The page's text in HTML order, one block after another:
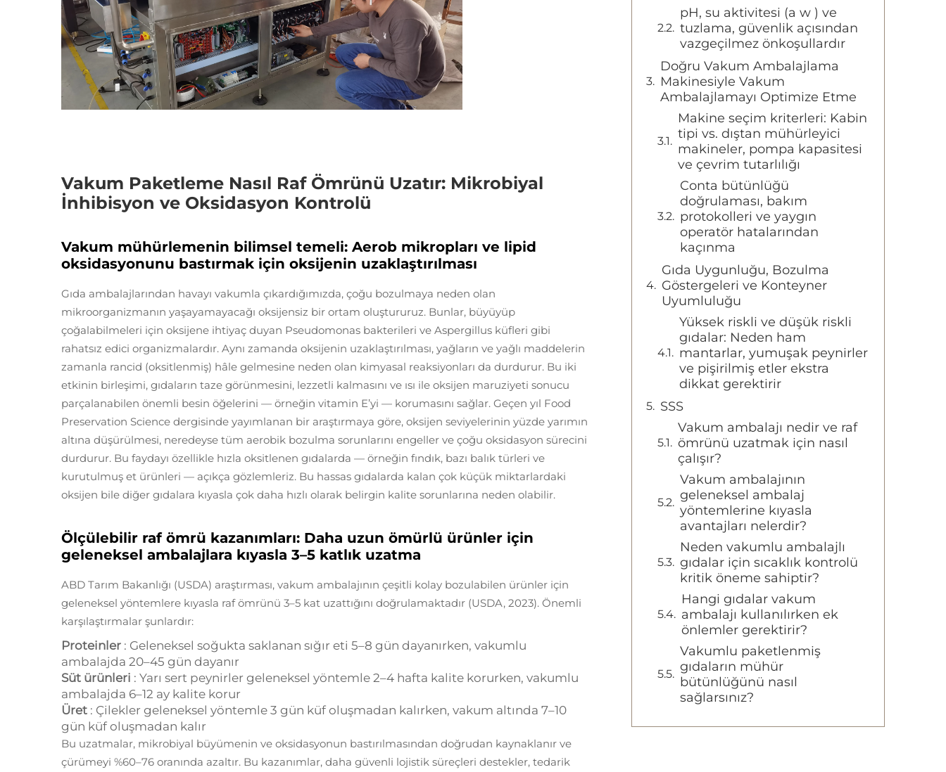
Vakum Paketleme Nasıl Raf Ömrünü Uzatır: Mikrobiyal
İnhibisyon ve Oksidasyon Kontrolü
Vakum mühürlemenin bilimsel temeli: Aerob mikropları ve lipid
oksidasyonunu bastırmak için oksijenin uzaklaştırılması
Gıda ambalajlarından havayı vakumla çıkardığımızda, çoğu bozulmaya neden olan
mikroorganizmanın yaşayamayacağı oksijensiz bir ortam oluştururuz. Bunlar, büyüyüp
çoğalabilmeleri için oksijene ihtiyaç duyan Pseudomonas bakterileri ve Aspergillus küfleri gibi
rahatsız edici organizmalardır. Aynı zamanda oksijenin uzaklaştırılması, yağların ve yağlı maddelerin
zamanla rancid (oksitlenmiş) hâle gelmesine neden olan kimyasal reaksiyonları da durdurur. Bu iki
etkinin birleşimi, gıdaların taze görünmesini, lezzetli kalmasını ve ısı ile oksijen maruziyeti sonucu
parçalanabilen önemli besin öğelerini — örneğin vitamin E’yi — korumasını sağlar. Geçen yıl Food
Preservation Science dergisinde yayımlanan bir araştırmaya göre, oksijen seviyelerinin yüzde yarımın
altına düşürülmesi, neredeyse tüm aerobik bozulma sorunlarını engeller ve çoğu oksidasyon sürecini
durdurur. Bu faydayı özellikle hızla oksitlenen gıdalarda — örneğin fındık, bazı balık türleri ve
kurutulmuş et ürünleri — açıkça gözlemleriz. Bu hassas gıdalarda kalan çok küçük miktarlardaki
oksijen bile diğer gıdalara kıyasla çok daha hızlı olarak belirgin kalite sorunlarına neden olabilir.
Ölçülebilir raf ömrü kazanımları: Daha uzun ömürlü ürünler için
geleneksel ambalajlara kıyasla 3–5 katlık uzatma
ABD Tarım Bakanlığı (USDA) araştırması, vakum ambalajının çeşitli kolay bozulabilen ürünler için
geleneksel yöntemlere kıyasla raf ömrünü 3–5 kat uzattığını doğrulamaktadır (USDA, 2023). Önemli
karşılaştırmalar şunlardır:
Proteinler : Geleneksel soğukta saklanan sığır eti 5–8 gün dayanırken, vakumlu
ambalajda 20–45 gün dayanır
Süt ürünleri : Yarı sert peynirler geleneksel yöntemle 2–4 hafta kalite korurken, vakumlu
ambalajda 6–12 ay kalite korur
Üret : Çilekler geleneksel yöntemle 3 gün küf oluşmadan kalırken, vakum altında 7–10
gün küf oluşmadan kalır
Bu uzatmalar, mikrobiyal büyümenin ve oksidasyonun bastırılmasından doğrudan kaynaklanır ve
çürümeyi %60–76 oranında azaltır. Bu kazanımlar, daha güvenli lojistik süreçleri destekler, tedarik
pH, su aktivitesi (a w ) ve
tuzlama, güvenlik açısından
vazgeçilmez önkoşullardır
Doğru Vakum Ambalajlama
Makinesiyle Vakum
Ambalajlamayı Optimize Etme
Makine seçim kriterleri: Kabin
tipi vs. dıştan mühürleyici
makineler, pompa kapasitesi
ve çevrim tutarlılığı
Conta bütünlüğü
doğrulaması, bakım
protokolleri ve yaygın
operatör hatalarından
kaçınma
Gıda Uygunluğu, Bozulma
Göstergeleri ve Konteyner
Uyumluluğu
Yüksek riskli ve düşük riskli
gıdalar: Neden ham
mantarlar, yumuşak peynirler
ve pişirilmiş etler ekstra
dikkat gerektirir
SSS
Vakum ambalajı nedir ve raf
ömrünü uzatmak için nasıl
çalışır?
Vakum ambalajının
geleneksel ambalaj
yöntemlerine kıyasla
avantajları nelerdir?
Neden vakumlu ambalajlı
gıdalar için sıcaklık kontrolü
kritik öneme sahiptir?
Hangi gıdalar vakum
ambalajı kullanılırken ek
önlemler gerektirir?
Vakumlu paketlenmiş
gıdaların mühür
bütünlüğünü nasıl
sağlarsınız?